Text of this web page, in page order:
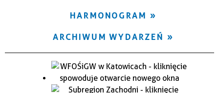
HARMONOGRAM
ARCHIWUM WYDARZEŃ